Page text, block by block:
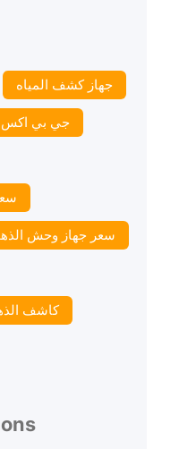
جهاز كشف المياه
جي بي اكس
سعر جهاز وحش
كاشف